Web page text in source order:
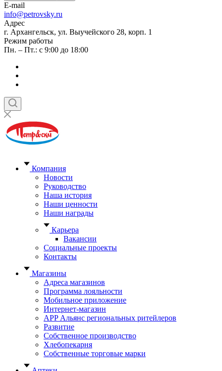
E-mail
info@petrovsky.ru
Адрес
г. Архангельск, ул. Выучейского 28, корп. 1
Режим работы
Пн. – Пт.: с 9:00 до 18:00
Компания
Новости
Руководство
Наша история
Наши ценности
Наши награды
Карьера
Вакансии
Социальные проекты
Контакты
Магазины
Адреса магазинов
Программа лояльности
Мобильное приложение
Интернет-магазин
APP Альянс региональных ритейлеров
Развитие
Собственное производство
Хлебопекарня
Собственные торговые марки